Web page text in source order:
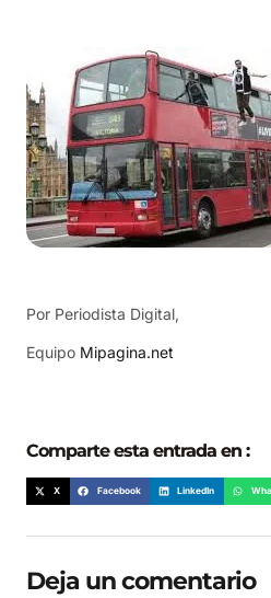
Por Periodista Digital,
Equipo Mipagina.net
Comparte esta entrada en :
X Facebook LinkedIn
Deja un comentario